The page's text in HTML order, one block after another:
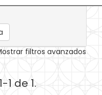
filtros avanzados
1 de 1.